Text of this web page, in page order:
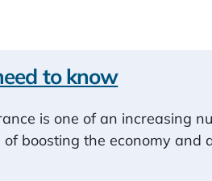
to know
is one of an increasing
boosting the economy and